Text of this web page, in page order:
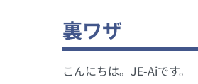
裏ワザ
こんにちは。JE-Aiです。